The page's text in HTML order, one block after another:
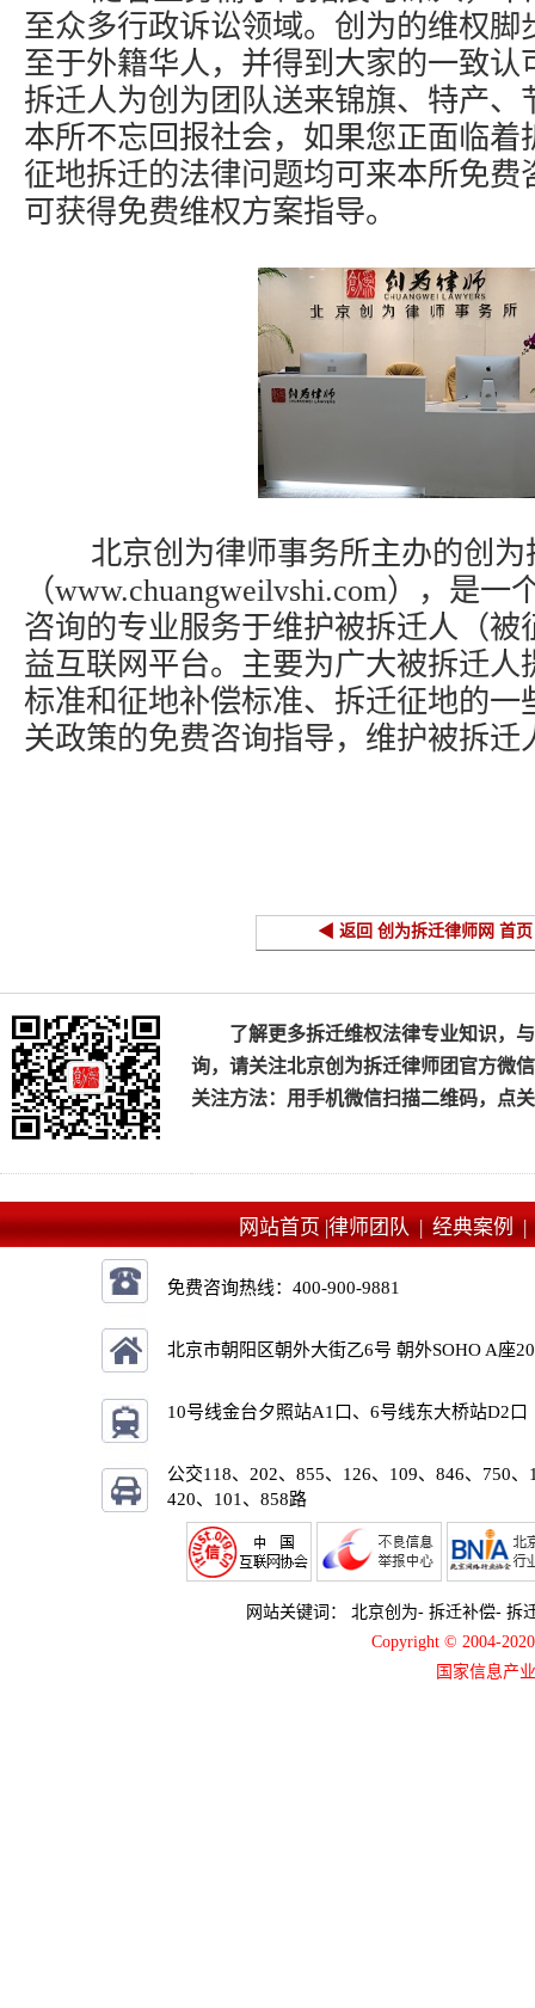
至众多行政诉讼领域。创为的维权脚
至于外籍华人，并得到大家的一致认
拆迁人为创为团队送来锦旗、特产、
本所不忘回报社会，如果您正面临着
征地拆迁的法律问题均可来本所免费
可获得免费维权方案指导。
北京创为律师事务所主办的创为
（www.chuangweilvshi.com），是
咨询的专业服务于维护被拆迁人（被
益互联网平台。主要为广大被拆迁人
标准和征地补偿标准、拆迁征地的一
关政策的免费咨询指导，维护被拆迁
◀ 返回 创为拆迁律师网 首
了解更多拆迁维权法律专业知识，
询，请关注北京创为拆迁律师团官方微
关注方法：用手机微信扫描二维码，点
网站首页 |律师团队 |经典案例
免费咨询热线：400-900-9881
北京市朝阳区朝外大街乙6号 朝外SOHO A座
10号线金台夕照站A1口、6号线东大桥站D2口
公交118、202、855、126、109、846、750、
420、101、858路
网站关键词： 北京创为- 拆迁补偿- 拆
Copyright © 2004-
国家信息产